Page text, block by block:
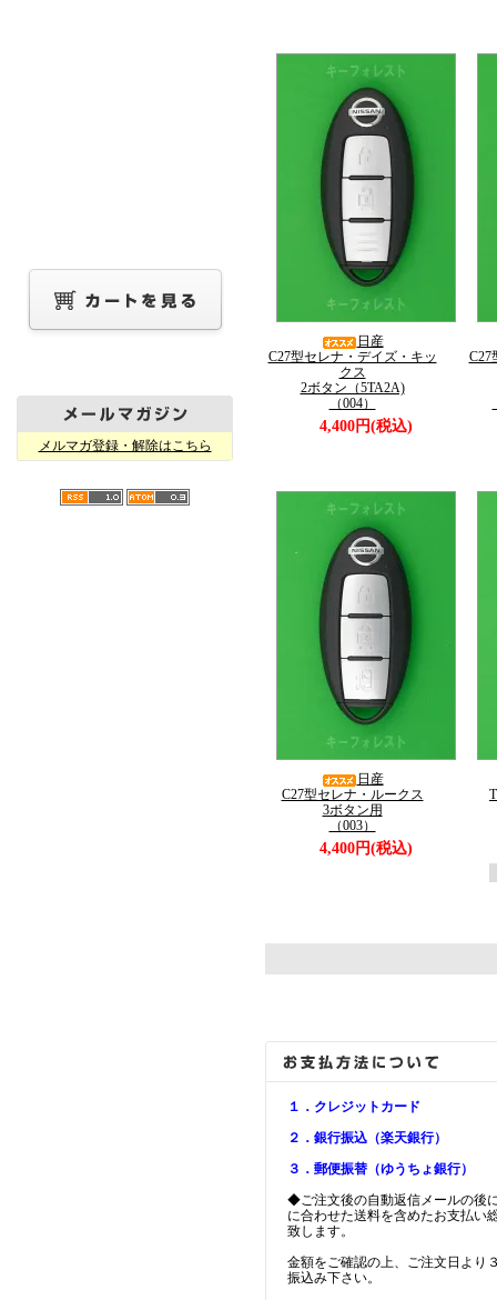
メルマガ登録・解除はこちら
日産
C27型セレナ・デイズ・キッ
クス
2ボタン（5TA2A)
（004）
4,400円(税込)
C27
日産
C27型セレナ・ルークス
3ボタン用
（003）
4,400円(税込)
１．クレジットカード
２．銀行振込（楽天銀行）
３．郵便振替（ゆうちょ銀行）
◆ご注文後の自動返信メールの後
に合わせた送料を含めたお支払い
致します。
金額をご確認の上、ご注文日より
振込み下さい。